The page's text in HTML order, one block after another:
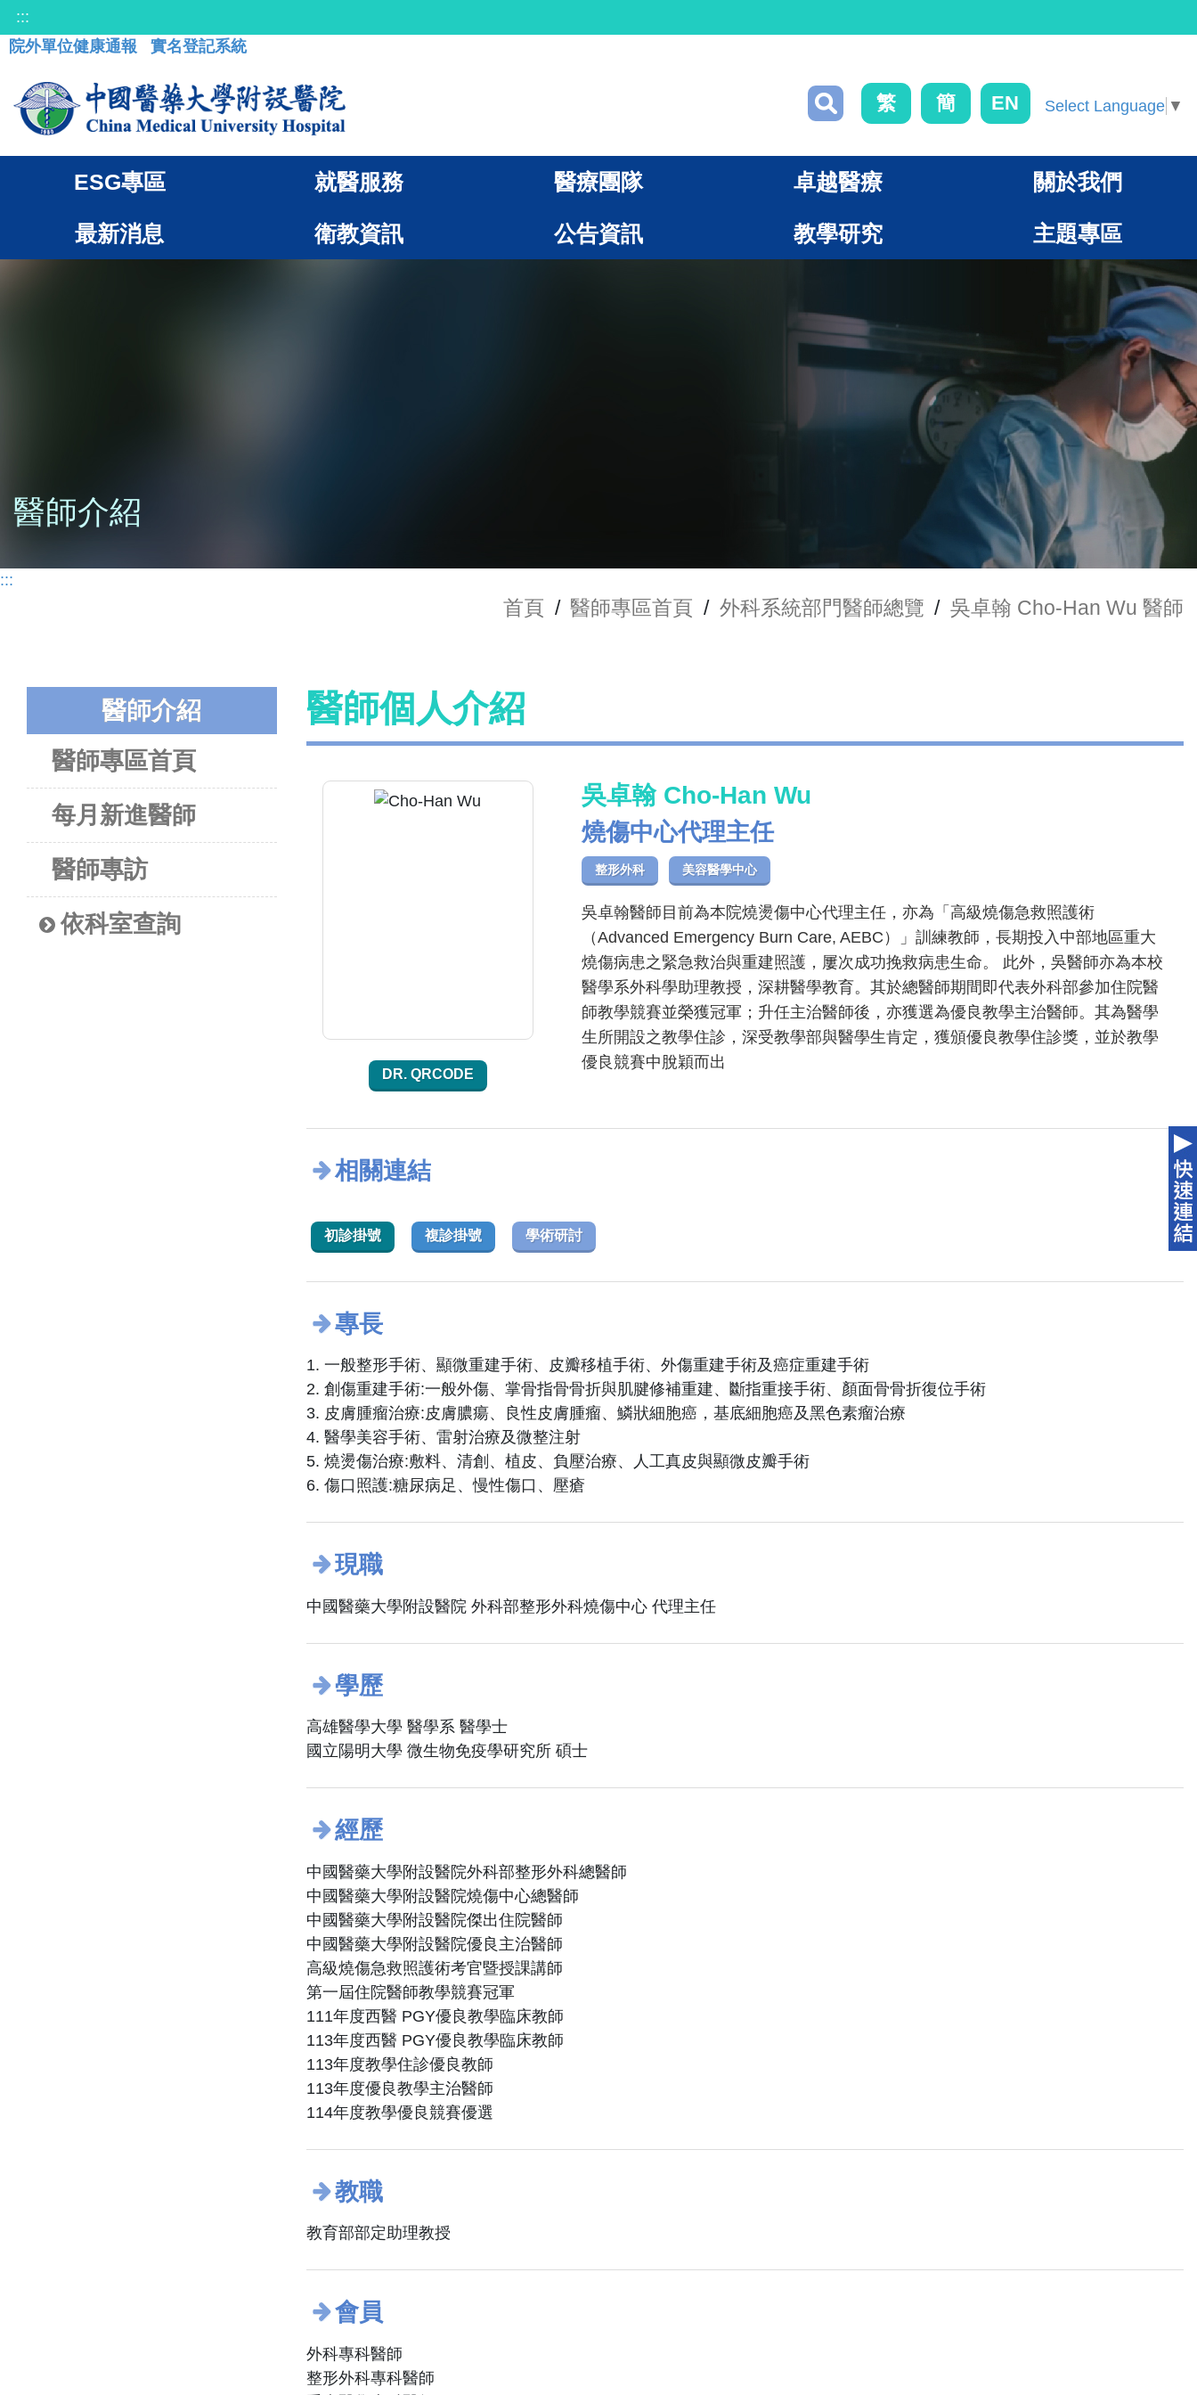
:::
院外單位健康通報
實名登記系統
繁 簡 EN Select Language ▼
ESG專區 就醫服務 醫療團隊 卓越醫療 關於我們
最新消息 衛教資訊 公告資訊 教學研究 主題專區
醫師介紹
:::
首頁 / 醫師專區首頁 / 外科系統部門醫師總覽 / 吳卓翰 Cho-Han Wu 醫師
醫師介紹
醫師專區首頁
每月新進醫師
醫師專訪
依科室查詢
醫師個人介紹
DR. QRCODE
吳卓翰 Cho-Han Wu
燒傷中心代理主任
整形外科 美容醫學中心
吳卓翰醫師目前為本院燒燙傷中心代理主任，亦為「高級燒傷急救照護術
（Advanced Emergency Burn Care, AEBC）」訓練教師，長期投入中部地區重大
燒傷病患之緊急救治與重建照護，屢次成功挽救病患生命。 此外，吳醫師亦為本校
醫學系外科學助理教授，深耕醫學教育。其於總醫師期間即代表外科部參加住院醫
師教學競賽並榮獲冠軍；升任主治醫師後，亦獲選為優良教學主治醫師。其為醫學
生所開設之教學住診，深受教學部與醫學生肯定，獲頒優良教學住診獎，並於教學
優良競賽中脫穎而出
相關連結
初診掛號 複診掛號 學術研討
專長
1. 一般整形手術、顯微重建手術、皮瓣移植手術、外傷重建手術及癌症重建手術
2. 創傷重建手術:一般外傷、掌骨指骨骨折與肌腱修補重建、斷指重接手術、顏面骨骨折復位手術
3. 皮膚腫瘤治療:皮膚膿瘍、良性皮膚腫瘤、鱗狀細胞癌，基底細胞癌及黑色素瘤治療
4. 醫學美容手術、雷射治療及微整注射
5. 燒燙傷治療:敷料、清創、植皮、負壓治療、人工真皮與顯微皮瓣手術
6. 傷口照護:糖尿病足、慢性傷口、壓瘡
現職
中國醫藥大學附設醫院 外科部整形外科燒傷中心 代理主任
學歷
高雄醫學大學 醫學系 醫學士
國立陽明大學 微生物免疫學研究所 碩士
經歷
中國醫藥大學附設醫院外科部整形外科總醫師
中國醫藥大學附設醫院燒傷中心總醫師
中國醫藥大學附設醫院傑出住院醫師
中國醫藥大學附設醫院優良主治醫師
高級燒傷急救照護術考官暨授課講師
第一屆住院醫師教學競賽冠軍
111年度西醫 PGY優良教學臨床教師
113年度西醫 PGY優良教學臨床教師
113年度教學住診優良教師
113年度優良教學主治醫師
114年度教學優良競賽優選
教職
教育部部定助理教授
會員
外科專科醫師
整形外科專科醫師